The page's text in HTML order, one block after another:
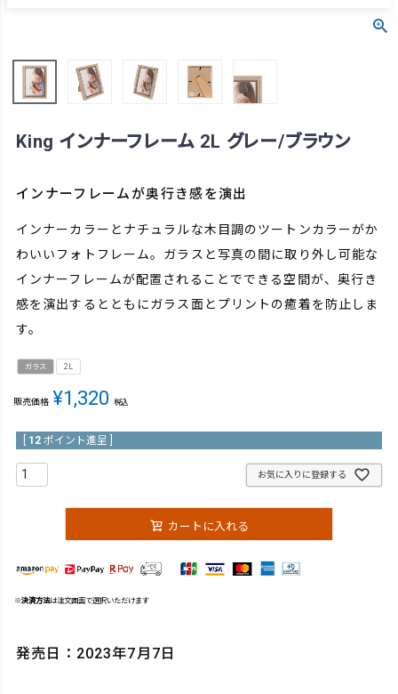
King インナーフレーム 2L グレー/ブラウン
インナーフレームが奥行き感を演出
インナーカラーとナチュラルな木目調のツートンカラーがか
わいいフォトフレーム。ガラスと写真の間に取り外し可能な
インナーフレームが配置されることでできる空間が、奥行き
感を演出するとともにガラス面とプリントの癒着を防止しま
す。
ガラス 2L
販売価格 ¥1,320 税込
12 ポイント進呈 ]
お気に入りに登録する
カートに入れる
※決済方法は注文画面で選択いただけます
発売日：2023年7月7日